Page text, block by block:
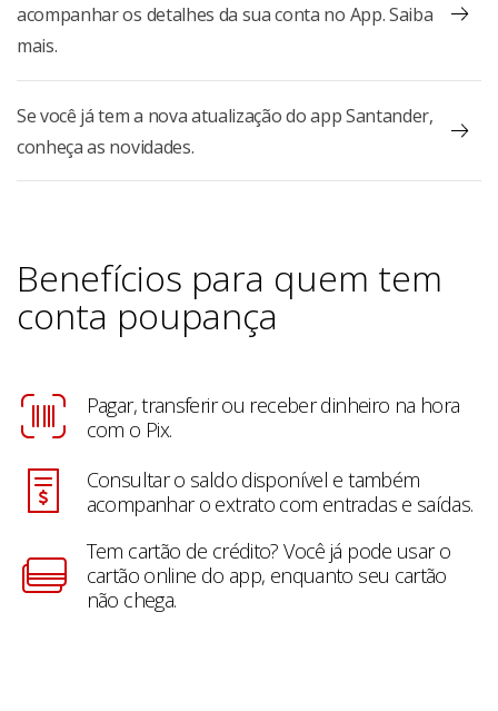
acompanhar os detalhes da sua conta no App. Saiba
mais.
Se você já tem a nova atualização do app Santander,
conheça as novidades.
Benefícios para quem tem
conta poupança
Pagar, transferir ou receber dinheiro na hora
com o Pix.
Consultar o saldo disponível e também
acompanhar o extrato com entradas e saídas.
Tem cartão de crédito? Você já pode usar o
cartão online do app, enquanto seu cartão
não chega.